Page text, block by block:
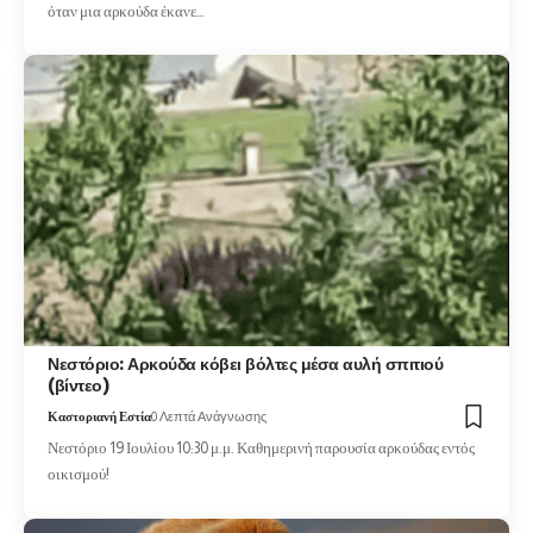
όταν μια αρκούδα έκανε…
Νεστόριο: Αρκούδα κόβει βόλτες μέσα αυλή σπιτιού
(βίντεο)
Καστοριανή Εστία0 Λεπτά Ανάγνωσης
Νεστόριο 19 Ιουλίου 10:30 μ.μ. Καθημερινή παρουσία αρκούδας εντός
οικισμού!